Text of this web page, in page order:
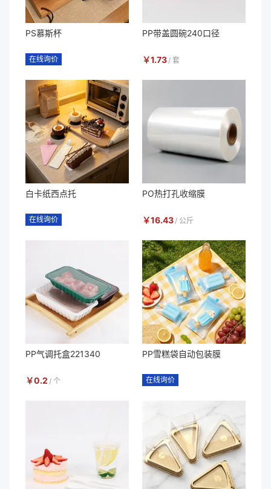
PS慕斯杯
在线询价
PP带盖圆碗240口径
￥1.73/ 套
白卡纸西点托
在线询价
PO热打孔收缩膜
￥16.43/ 公斤
PP气调托盒221340
￥0.2 / 个
PP雪糕袋自动包装膜
在线询价